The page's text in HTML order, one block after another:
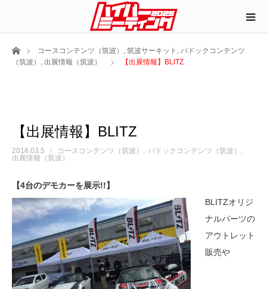
ホームコースコンテンツ（筑波） , 筑波サーキット , パドックコンテンツ
（筑波） , 出展情報（筑波） 【出展情報】BLITZ
【出展情報】BLITZ
2018.03.5 コースコンテンツ（筑波）
パドックコンテンツ（筑波）
出展情報（筑波）
【4台のデモカーを展示!!】
BLITZオリジ
ナルパーツの
アウトレット
販売や